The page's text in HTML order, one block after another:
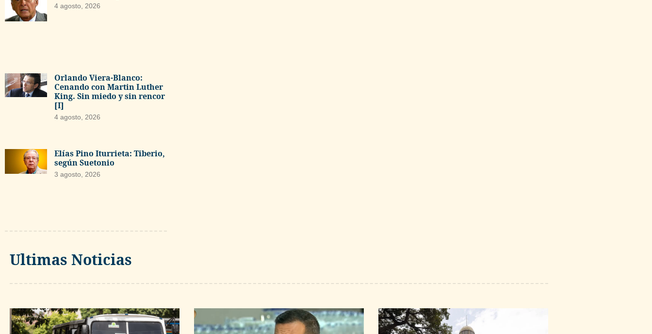
4 agosto, 2026
Orlando Viera-Blanco:
Cenando con Martin Luther
King. Sin miedo y sin rencor
[I]
4 agosto, 2026
Elías Pino Iturrieta: Tiberio,
según Suetonio
3 agosto, 2026
Ultimas Noticias